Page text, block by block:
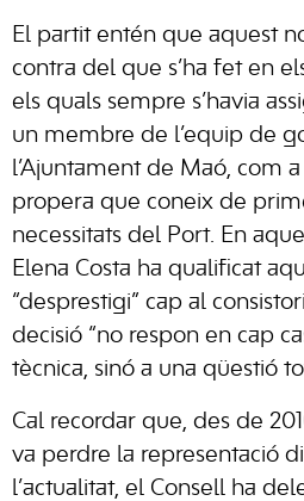
El partit entén que aquest
contra del que s’ha fet en
els quals sempre s’havia
un membre de l’equip de
l’Ajuntament de Maó, com
propera que coneix de
necessitats del Port. En
Elena Costa ha qualificat
“desprestigi” cap al
decisió “no respon en cap
tècnica, sinó a una qüestió
Cal recordar que, des de
va perdre la representació
l’actualitat, el Consell ha